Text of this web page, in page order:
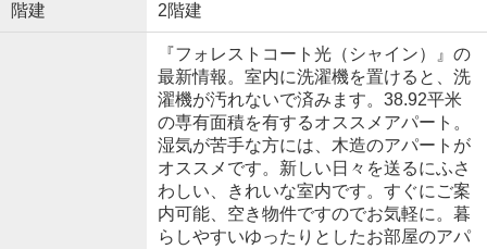
階建 2階建
『フォレストコート光（シャイン）』の
最新情報。室内に洗濯機を置けると、洗
濯機が汚れないで済みます。38.92平米
の専有面積を有するオススメアパート。
湿気が苦手な方には、木造のアパートが
オススメです。新しい日々を送るにふさ
わしい、きれいな室内です。すぐにご案
内可能、空き物件ですのでお気軽に。暮
らしやすいゆったりとしたお部屋のアパ